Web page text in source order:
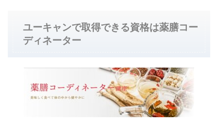
ユーキャンで取得できる資格は薬膳コー
ディネーター